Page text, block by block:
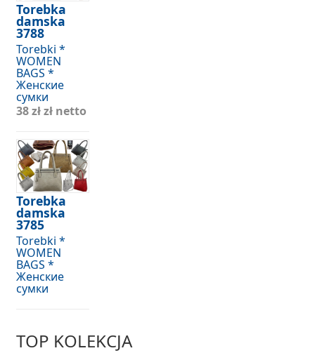
Torebka
damska
3788
Torebki *
WOMEN
BAGS *
Женские
сумки
38 złzł netto
Torebka
damska
3785
Torebki *
WOMEN
BAGS *
Женские
сумки
TOP KOLEKCJA